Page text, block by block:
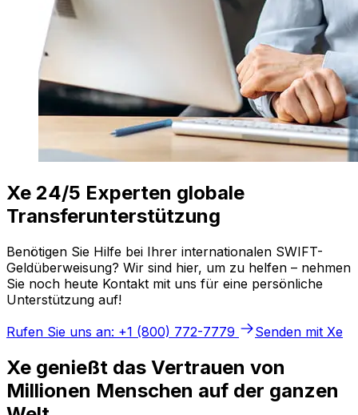
Xe 24/5 Experten globale
Transferunterstützung
Benötigen Sie Hilfe bei Ihrer internationalen SWIFT-
Geldüberweisung? Wir sind hier, um zu helfen – nehmen
Sie noch heute Kontakt mit uns für eine persönliche
Unterstützung auf!
Rufen Sie uns an: +1 (800) 772-7779
Senden mit Xe
Xe genießt das Vertrauen von
Millionen Menschen auf der ganzen